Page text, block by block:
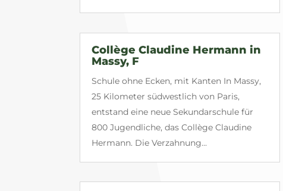
Collège Claudine Hermann in
Massy, F
Schule ohne Ecken, mit Kanten In Massy,
25 Kilometer südwestlich von Paris,
entstand eine neue Sekundarschule für
800 Jugendliche, das Collège Claudine
Hermann. Die Verzahnung...